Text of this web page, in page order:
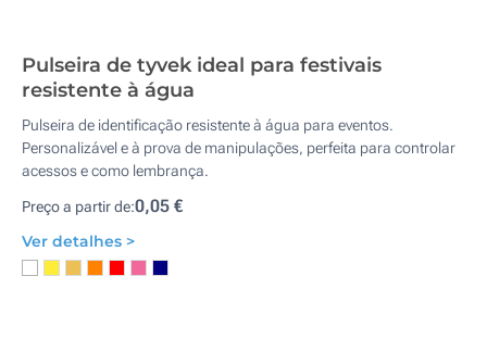
Pulseira de tyvek ideal para festivais
resistente à água
Pulseira de identificação resistente à água para eventos.
Personalizável e à prova de manipulações, perfeita para controlar
acessos e como lembrança.
Preço a partir de:0,05 €
Ver detalhes >